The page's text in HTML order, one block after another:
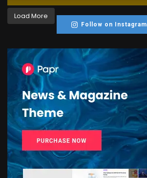
Load More
Follow on Instagram